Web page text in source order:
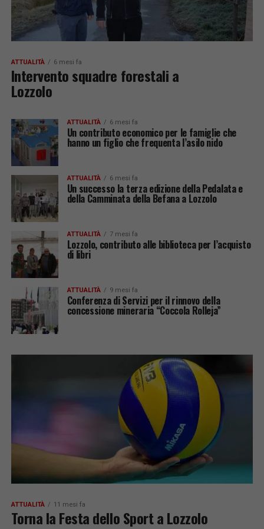
ATTUALITÀ 6 mesi fa
Intervento squadre forestali a
Lozzolo
ATTUALITÀ 6 mesi fa
Un contributo economico per le famiglie che
hanno un figlio che frequenta l’asilo nido
ATTUALITÀ 6 mesi fa
Un successo la terza edizione della Pedalata e
della Camminata della Befana a Lozzolo
ATTUALITÀ 7 mesi fa
Lozzolo, contributo alle biblioteca per l’acquisto
di libri
ATTUALITÀ 9 mesi fa
Conferenza di Servizi per il rinnovo della
concessione mineraria “Coccola Rolleja”
ATTUALITÀ 11 mesi fa
Torna la Festa dello Sport a Lozzolo